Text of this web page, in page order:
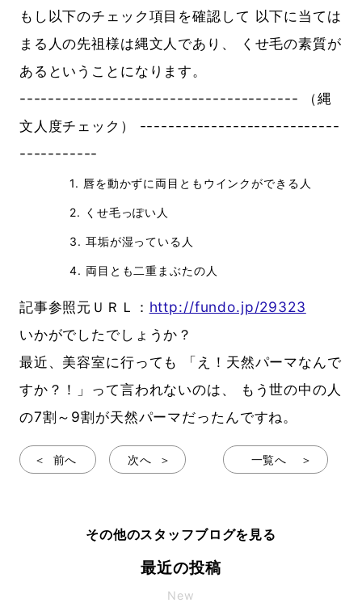
もし以下のチェック項目を確認して 以下に当ては
まる人の先祖様は縄文人であり、 くせ毛の素質が
あるということになります。
--------------------------------------- （縄
文人度チェック） ----------------------------
-----------
1. 唇を動かずに両目ともウインクができる人
2. くせ毛っぽい人
3. 耳垢が湿っている人
4. 両目とも二重まぶたの人
記事参照元ＵＲＬ： http://fundo.jp/29323
いかがでしたでしょうか？
最近、美容室に行っても 「え！天然パーマなんで
すか？！」って言われないのは、 もう世の中の人
の7割～9割が天然パーマだったんですね。
一覧へ
前へ 次へ
その他のスタッフブログを見る
最近の投稿
New